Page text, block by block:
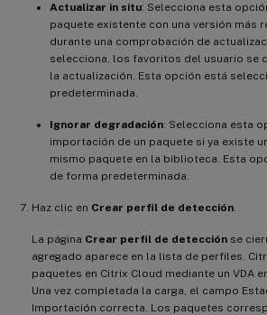
Actualizar in situ: Selecciona esta
paquete existente con una versión más
durante una comprobación de
selecciona, los favoritos del usuario se
la actualización. Esta opción está
predeterminada.
Ignorar degradación: Selecciona esta
importación de un paquete si ya existe
mismo paquete en la biblioteca. Esta
de forma predeterminada.
Haz clic en Crear perfil de detección
La página Crear perfil de detección se
agregado aparece en la lista de perfiles.
paquetes en Citrix Cloud mediante un VDA
Una vez completada la carga, el campo
Importación correcta. Los paquetes